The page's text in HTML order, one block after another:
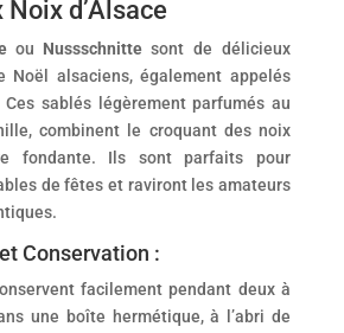
d’Alsace
ou Nussschnittesont de délicieux
Noël alsaciens, également appelés
Ces sablés légèrement parfumés au
combinent le croquant des noix
fondante. Ils sont parfaits pour
de fêtes et raviront les amateurs
Conservation :
facilement pendant deux à
une boîte hermétique, à l’abri de